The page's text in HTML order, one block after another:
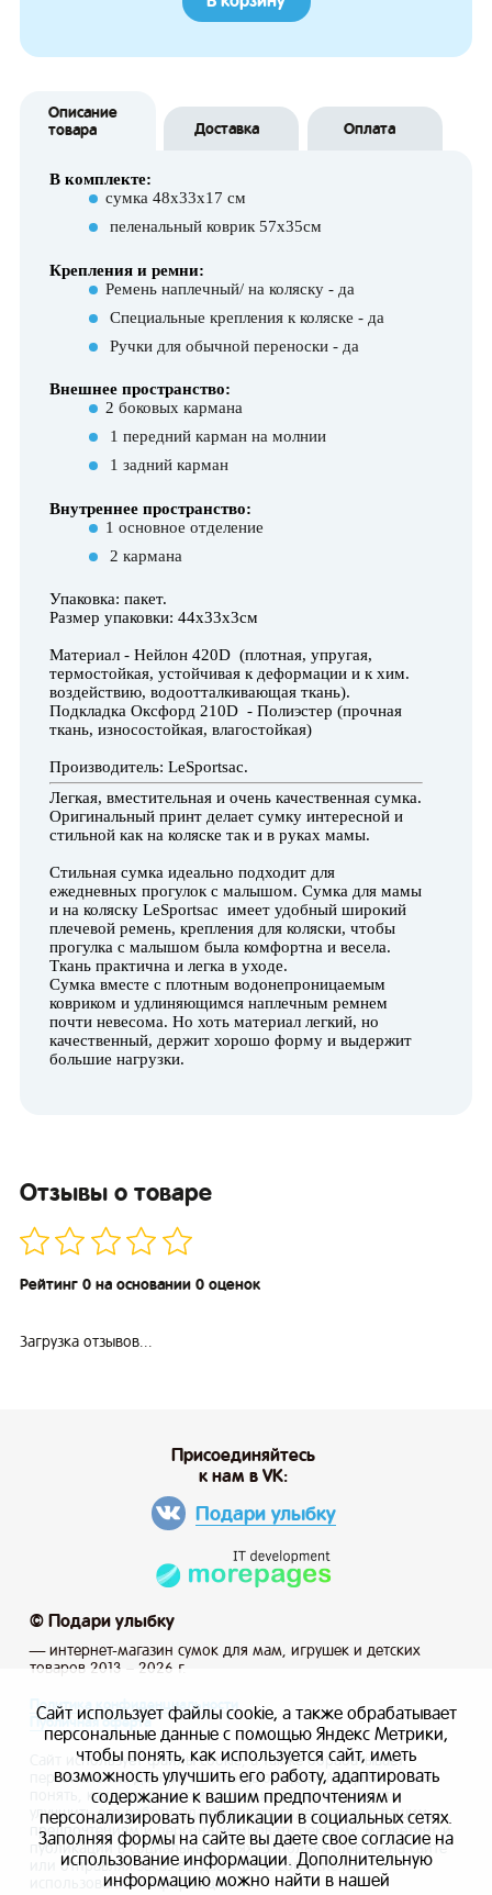
Описание
товара
Доставка Оплата
В комплекте:
сумка 48х33х17 см
пеленальный коврик 57х35см
Крепления и ремни:
Ремень наплечный/ на коляску - да
Специальные крепления к коляске - да
Ручки для обычной переноски - да
Внешнее пространство:
2 боковых кармана
1 передний карман на молнии
1 задний карман
Внутреннее пространство:
1 основное отделение
2 кармана
Упаковка: пакет.
Размер упаковки: 44х33х3см
Материал - Нейлон 420D (плотная, упругая,
термостойкая, устойчивая к деформации и к хим.
воздействию, водоотталкивающая ткань).
Подкладка Оксфорд 210D - Полиэстер (прочная
ткань, износостойкая, влагостойкая)
Производитель: LeSportsac.
Легкая, вместительная и очень качественная сумка.
Оригинальный принт делает сумку интересной и
стильной как на коляске так и в руках мамы.
Стильная сумка идеально подходит для
ежедневных прогулок с малышом. Сумка для мамы
и на коляску LeSportsac имеет удобный широкий
плечевой ремень, крепления для коляски, чтобы
прогулка с малышом была комфортна и весела.
Ткань практична и легка в уходе.
Сумка вместе с плотным водонепроницаемым
ковриком и удлиняющимся наплечным ремнем
почти невесома. Но хоть материал легкий, но
качественный, держит хорошо форму и выдержит
большие нагрузки.
Отзывы о товаре
Рейтинг 0 на основании 0 оценок
Загрузка отзывов...
© Подари улыбку
— интернет-магазин сумок для мам, игрушек и детских
товаров 2013 – 2026 г.
Присоединяйтесь
к нам в VK:
Подари улыбку
Политика конфиденциальности
Публичная оферта
Сайт использует файлы cookie, а также обрабатывает
персональные данные с помощью Яндекс Метрики, чтобы
понять, как используется сайт, и иметь возможность
улучшить его работу, адаптировать содержание к вашим
предпочтениям и персонализировать рекламу, маркетинг и
публикации в социальных сетях. Заполняя формы на сайте
или отправляя заказ вы даете свое согласие на
использование информации.
Сайт использует файлы cookie, а также обрабатывает
персональные данные с помощью Яндекс Метрики,
чтобы понять, как используется сайт, иметь
возможность улучшить его работу, адаптировать
содержание к вашим предпочтениям и
персонализировать публикации в социальных сетях.
Заполняя формы на сайте вы даете свое согласие на
использование информации. Дополнительную
информацию можно найти в нашей